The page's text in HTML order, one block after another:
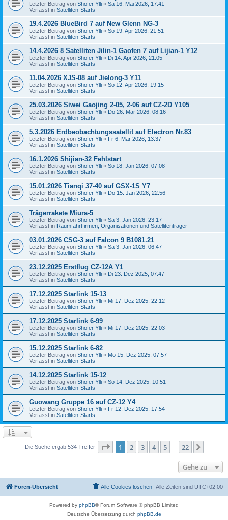
Letzter Beitrag von Shofer Ylli « Sa 16. Mai 2026, 17:41
Verfasst in Satelliten-Starts
19.4.2026 BlueBird 7 auf New Glenn NG-3
Letzter Beitrag von Shofer Ylli « So 19. Apr 2026, 21:51
Verfasst in Satelliten-Starts
14.4.2026 8 Satelliten Jilin-1 Gaofen 7 auf Lijian-1 Y12
Letzter Beitrag von Shofer Ylli « Di 14. Apr 2026, 21:05
Verfasst in Satelliten-Starts
11.04.2026 XJS-08 auf Jielong-3 Y11
Letzter Beitrag von Shofer Ylli « So 12. Apr 2026, 19:15
Verfasst in Satelliten-Starts
25.03.2026 Siwei Gaojing 2-05, 2-06 auf CZ-2D Y105
Letzter Beitrag von Shofer Ylli « Do 26. Mär 2026, 08:16
Verfasst in Satelliten-Starts
5.3.2026 Erdbeobachtungssatellit auf Electron Nr.83
Letzter Beitrag von Shofer Ylli « Fr 6. Mär 2026, 13:37
Verfasst in Satelliten-Starts
16.1.2026 Shijian-32 Fehlstart
Letzter Beitrag von Shofer Ylli « So 18. Jan 2026, 07:08
Verfasst in Satelliten-Starts
15.01.2026 Tianqi 37-40 auf GSX-1S Y7
Letzter Beitrag von Shofer Ylli « Do 15. Jan 2026, 22:56
Verfasst in Satelliten-Starts
Trägerrakete Miura-5
Letzter Beitrag von Shofer Ylli « Sa 3. Jan 2026, 23:17
Verfasst in Raumfahrtfirmen, Organisationen und Satellitenträger
03.01.2026 CSG-3 auf Falcon 9 B1081.21
Letzter Beitrag von Shofer Ylli « Sa 3. Jan 2026, 06:47
Verfasst in Satelliten-Starts
23.12.2025 Erstflug CZ-12A Y1
Letzter Beitrag von Shofer Ylli « Di 23. Dez 2025, 07:47
Verfasst in Satelliten-Starts
17.12.2025 Starlink 15-13
Letzter Beitrag von Shofer Ylli « Mi 17. Dez 2025, 22:12
Verfasst in Satelliten-Starts
17.12.2025 Starlink 6-99
Letzter Beitrag von Shofer Ylli « Mi 17. Dez 2025, 22:03
Verfasst in Satelliten-Starts
15.12.2025 Starlink 6-82
Letzter Beitrag von Shofer Ylli « Mo 15. Dez 2025, 07:57
Verfasst in Satelliten-Starts
14.12.2025 Starlink 15-12
Letzter Beitrag von Shofer Ylli « So 14. Dez 2025, 10:51
Verfasst in Satelliten-Starts
Guowang Gruppe 16 auf CZ-12 Y4
Letzter Beitrag von Shofer Ylli « Fr 12. Dez 2025, 17:54
Verfasst in Satelliten-Starts
Die Suche ergab 534 Treffer Seite 1von 22
1 2 3 4 5 22
Gehe zu
Foren-Übersicht Alle Zeiten sind UTC+02:00
Alle Cookies löschen
Powered by phpBB® Forum Software © phpBB Limited
Deutsche Übersetzung durch phpBB.de